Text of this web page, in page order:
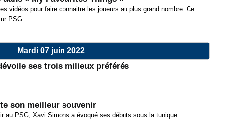
vidéos pour faire connaitre les joueurs au plus grand nombre. Ce
PSG...
Mardi 07 juin 2022
ses trois milieux préférés
son meilleur souvenir
au PSG, Xavi Simons a évoqué ses débuts sous la tunique